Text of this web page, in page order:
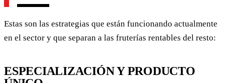
Estas son las estrategias que están funcionando actualmente
en el sector y que separan a las fruterías rentables del resto:
ESPECIALIZACIÓN Y PRODUCTO